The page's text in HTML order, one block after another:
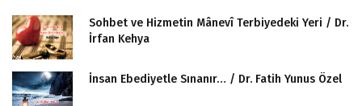
Sohbet ve Hizmetin Mânevî Terbiyedeki Yeri / Dr.
İrfan Kehya
İnsan Ebediyetle Sınanır… / Dr. Fatih Yunus Özel